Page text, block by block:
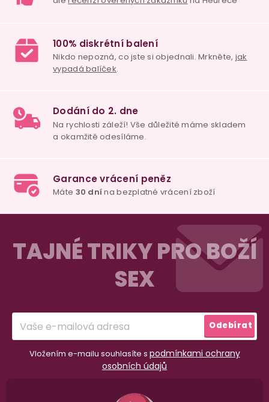
98% spokojenost
100% diskrétní balení
Na rychlosti záleží! Vše důležité máme
a okamžitě odesíláme.
Garance vrácení peněz
TAJNÉ TRIKY PRO BOŽÍ
SEX
Vložením e-mailu souhlasíte s podmínkami ochrany
osobních údajů
Odebírat